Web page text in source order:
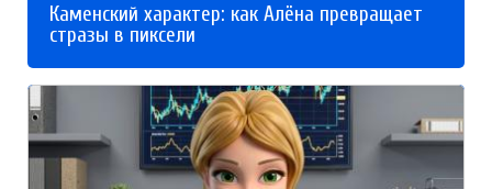
Каменский характер: как Алёна превращает
стразы в пиксели